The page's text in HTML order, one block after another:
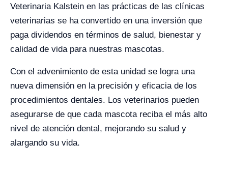
Veterinaria Kalstein en las prácticas de las clínicas
veterinarias se ha convertido en una inversión que
paga dividendos en términos de salud, bienestar y
calidad de vida para nuestras mascotas.
Con el advenimiento de esta unidad se logra una
nueva dimensión en la precisión y eficacia de los
procedimientos dentales. Los veterinarios pueden
asegurarse de que cada mascota reciba el más alto
nivel de atención dental, mejorando su salud y
alargando su vida.